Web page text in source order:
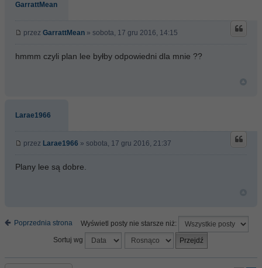
GarrattMean
przez GarrattMean » sobota, 17 gru 2016, 14:15
hmmm czyli plan lee byłby odpowiedni dla mnie ??
Larae1966
przez Larae1966 » sobota, 17 gru 2016, 21:37
Plany lee są dobre.
Poprzednia strona
Wyświetl posty nie starsze niż:
Sortuj wg